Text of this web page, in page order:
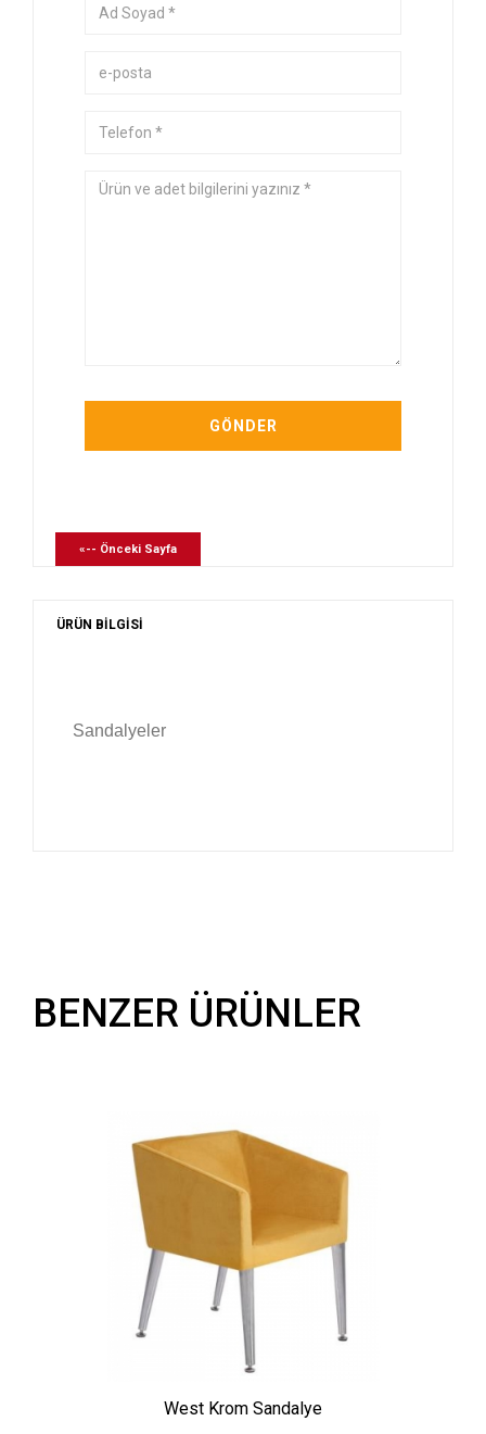
«-- Önceki Sayfa
ÜRÜN BİLGİSİ
Sandalyeler
BENZER ÜRÜNLER
West Krom Sandalye